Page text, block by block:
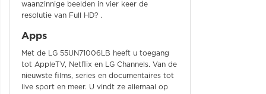
waanzinnige beelden in vier keer de
resolutie van Full HD? .
Apps
Met de LG 55UN71006LB heeft u toegang
tot AppleTV, Netflix en LG Channels. Van de
nieuwste films, series en documentaires tot
live sport en meer. U vindt ze allemaal op